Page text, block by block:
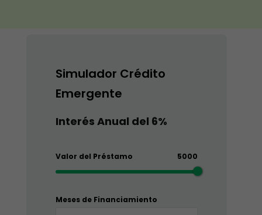
Simulador Crédito
Emergente
Interés Anual del 6%
Valor del Préstamo 5000
Meses de Financiamiento